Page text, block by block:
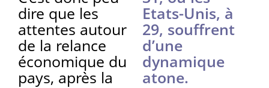
dire que les
attentes autour
de la relance
économique du
pays, après la
Etats-Unis, à
29, souffrent
d’une
dynamique
atone.